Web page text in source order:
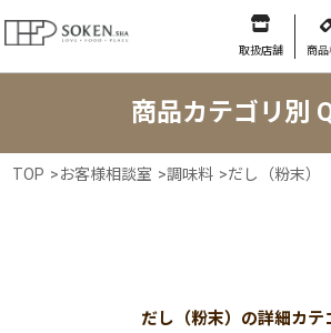
取扱店舗 商品
商品カテゴリ別
TOP >お客様相談室 >調味料 >だし（粉末）
だし（粉末）の詳細カテ